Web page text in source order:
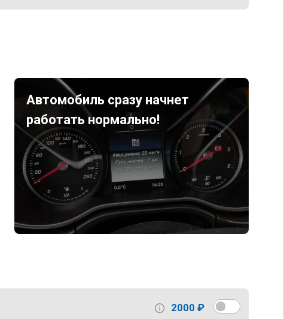
Автомобиль сразу начнет
работать нормально!
2000 ₽